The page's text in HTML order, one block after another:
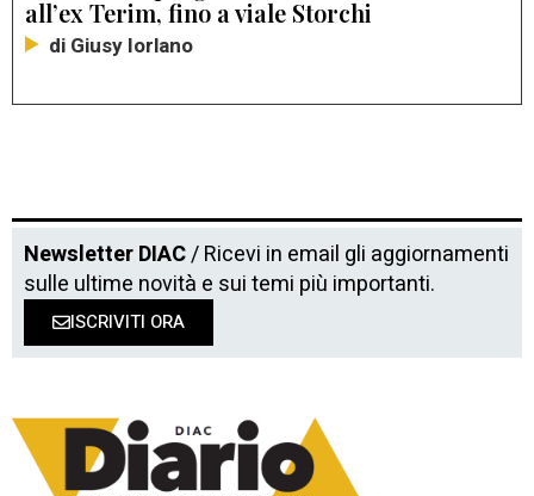
all’ex Terim, fino a viale Storchi
di Giusy Iorlano
Newsletter DIAC/ Ricevi in email gli aggiornamenti
sulle ultime novità e sui temi più importanti.
ISCRIVITI ORA